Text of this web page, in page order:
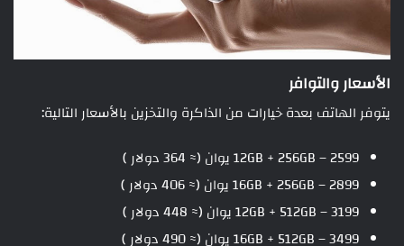
الأسعار والتوافر
يتوفر الهاتف بعدة خيارات من الذاكرة والتخزين بالأسعار التالية:
12GB + 256GB – 2599 يوان (≈ 364 دولار )
16GB + 256GB – 2899 يوان (≈ 406 دولار )
12GB + 512GB – 3199 يوان (≈ 448 دولار )
16GB + 512GB – 3499 يوان (≈ 490 دولار )